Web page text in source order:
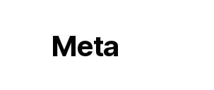
Meta